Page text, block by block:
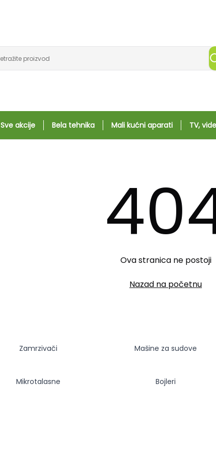
Sve akcije Bela tehnika Mali kućni aparati TV,
Ova stranica ne postoji
Nazad na početnu
Zamrzivači Mašine za sudove
Mikrotalasne Bojleri